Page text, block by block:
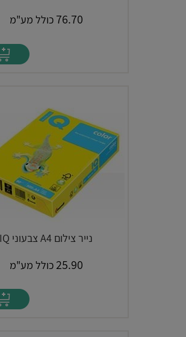
76.70 כולל מע"מ
נייר צילום A4 צבעוני IQ
25.90כולל מע"מ